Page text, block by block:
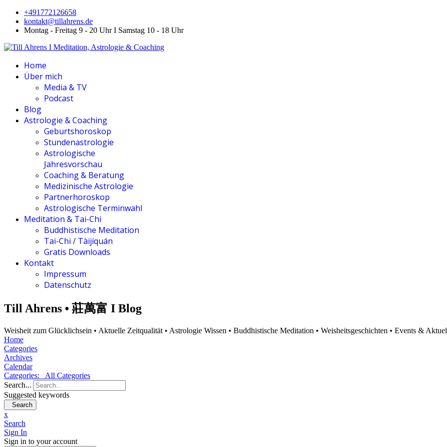
+491772126658
kontakt@tillahrens.de
Montag - Freitag 9 - 20 Uhr I Samstag 10 - 18 Uhr
Home
Über mich
Media & TV
Podcast
Blog
Astrologie & Coaching
Geburtshoroskop
Stundenastrologie
Astrologische
Jahresvorschau
Coaching & Beratung
Medizinische Astrologie
Partnerhoroskop
Astrologische Terminwahl
Meditation & Tai-Chi
Buddhistische Meditation
Tai-Chi / Tàijíquán
Gratis Downloads
Kontakt
Impressum
Datenschutz
Till Ahrens • 莊萬富 I Blog
Weisheit zum Glücklichsein • Aktuelle Zeitqualität • Astrologie Wissen • Buddhistische Meditation • Weisheitsgeschichten • Events &
Home
Categories
Archives
Calendar
Categories:
All Categories
Search...
Suggested keywords
Search
x
Search
Sign In
Sign in to your account